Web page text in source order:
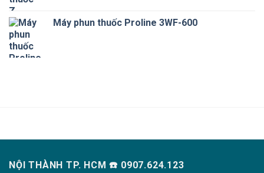
Máy phun thuốc Proline 3WF-600
NỘI THÀNH TP. HCM ☎️ 0907.624.123